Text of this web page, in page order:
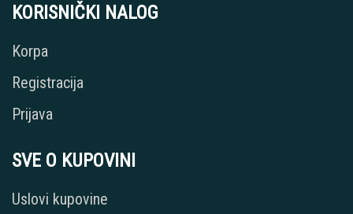
KORISNIČKI NALOG
Korpa
Registracija
Prijava
SVE O KUPOVINI
Uslovi kupovine